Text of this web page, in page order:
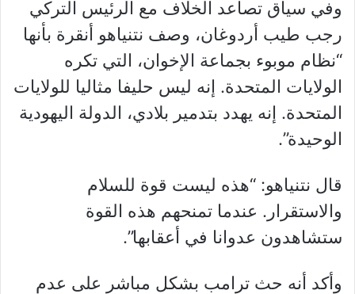
وفي سياق تصاعد الخلاف مع الرئيس التركي
رجب طيب أردوغان، وصف نتنياهو أنقرة بأنها
“نظام موبوء بجماعة الإخوان، التي تكره
الولايات المتحدة. إنه ليس حليفا مثاليا للولايات
المتحدة. إنه يهدد بتدمير بلادي، الدولة اليهودية
الوحيدة”.
قال نتنياهو: “هذه ليست قوة للسلام
والاستقرار. عندما تمنحهم هذه القوة
ستشاهدون عدوانا في أعقابها”.
وأكد أنه حث ترامب بشكل مباشر على عدم